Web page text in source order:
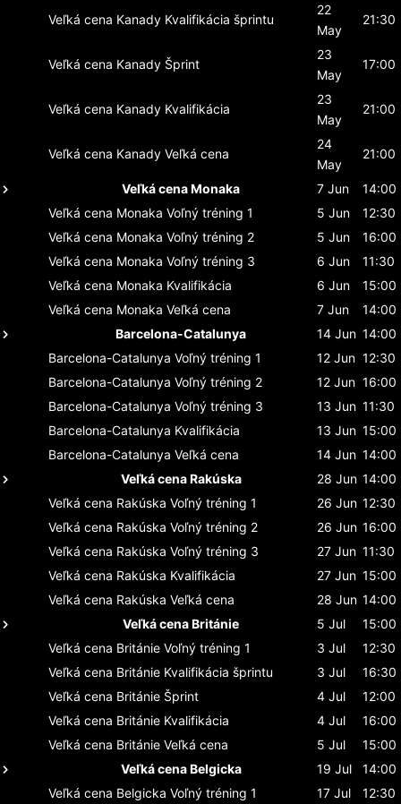
Veľká cena Kanady Kvalifikácia šprintu
22
May
21:30
Veľká cena Kanady Šprint
23
May
17:00
Veľká cena Kanady Kvalifikácia
23
May
21:00
Veľká cena Kanady Veľká cena
24
May
21:00
Veľká cena Monaka 7 Jun
14:00
Veľká cena Monaka Voľný tréning 1 5 Jun
12:30
Veľká cena Monaka Voľný tréning 2 5 Jun
16:00
Veľká cena Monaka Voľný tréning 3 6 Jun
11:30
Veľká cena Monaka Kvalifikácia 6 Jun
15:00
Veľká cena Monaka Veľká cena 7 Jun
14:00
Barcelona-Catalunya
14 Jun 14:00
Barcelona-Catalunya Voľný tréning 1 12 Jun 12:30
Barcelona-Catalunya Voľný tréning 2 12 Jun 16:00
Barcelona-Catalunya Voľný tréning 3 13 Jun 11:30
Barcelona-Catalunya Kvalifikácia 13 Jun 15:00
Barcelona-Catalunya Veľká cena 14 Jun 14:00
Veľká cena Rakúska
28 Jun 14:00
Veľká cena Rakúska Voľný tréning 1 26 Jun 12:30
Veľká cena Rakúska Voľný tréning 2 26 Jun 16:00
Veľká cena Rakúska Voľný tréning 3 27 Jun 11:30
Veľká cena Rakúska Kvalifikácia 27 Jun 15:00
Veľká cena Rakúska Veľká cena 28 Jun 14:00
Veľká cena Británie
5 Jul
15:00
Veľká cena Británie Voľný tréning 1 3 Jul
12:30
Veľká cena Británie Kvalifikácia šprintu 3 Jul
16:30
Veľká cena Británie Šprint 4 Jul
12:00
Veľká cena Británie Kvalifikácia 4 Jul
16:00
Veľká cena Británie Veľká cena 5 Jul
15:00
Veľká cena Belgicka
19 Jul
14:00
Veľká cena Belgicka Voľný tréning 1 17 Jul 12:30